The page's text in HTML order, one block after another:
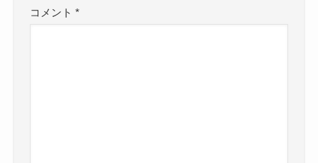
コメント*